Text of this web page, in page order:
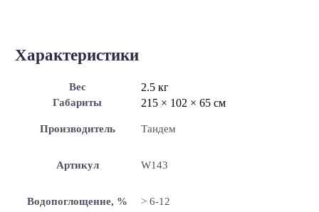
Характеристики
Вес 2.5 кг
Габариты 215 × 102 × 65 см
Производитель Тандем
Артикул W143
Водопоглощение, % > 6-12